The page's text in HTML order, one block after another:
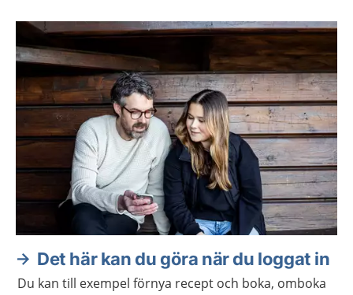
Det här kan du göra när du loggat in
Du kan till exempel förnya recept och boka, omboka